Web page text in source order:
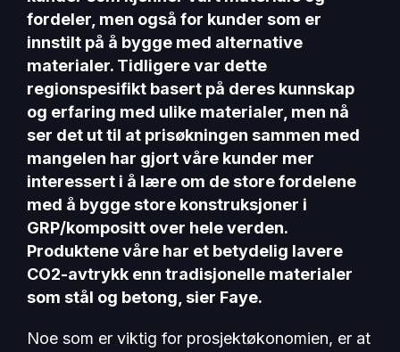
fordeler, men også for kunder som er
innstilt på å bygge med alternative
materialer. Tidligere var dette
regionspesifikt basert på deres kunnskap
og erfaring med ulike materialer, men nå
ser det ut til at prisøkningen sammen med
mangelen har gjort våre kunder mer
interessert i å lære om de store fordelene
med å bygge store konstruksjoner i
GRP/kompositt over hele verden.
Produktene våre har et betydelig lavere
CO2-avtrykk enn tradisjonelle materialer
som stål og betong, sier Faye.
Noe som er viktig for prosjektøkonomien, er at